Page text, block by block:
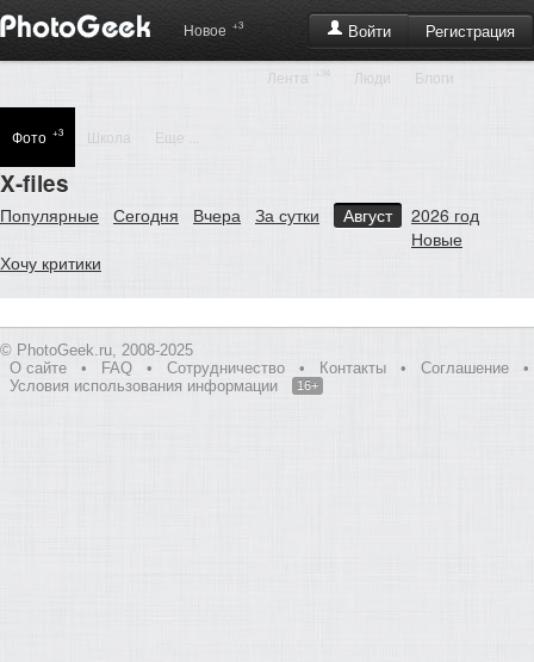
Войти Регистрация
Новое +3
Лента Люди Блоги
Фото +3 Школа Еще ...
X-files
Популярные Сегодня Вчера За сутки Август
2026 год
Новые
Хочу критики
© PhotoGeek.ru, 2008-2025
О сайте
• FAQ • Сотрудничество • Контакты • Соглашение
•
Условия использования информации
16+